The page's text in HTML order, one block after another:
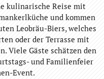
kulinarische Reise mit
und kommen
Leobräu-Biers, welches
oder der Terrasse mit
Viele Gäste schätzen den
und Familienfeier
Event.